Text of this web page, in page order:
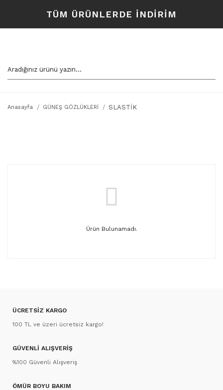
TÜM ÜRÜNLERDE İNDİRİM
Anasayfa GÜNEŞ GÖZLÜKLERİ SLASTİK
Ürün Bulunamadı.
ÜCRETSİZ KARGO
100 TL ve üzeri ücretsiz kargo!
GÜVENLİ ALIŞVERİŞ
%100 Güvenli Alışveriş
ÖMÜR BOYU BAKIM